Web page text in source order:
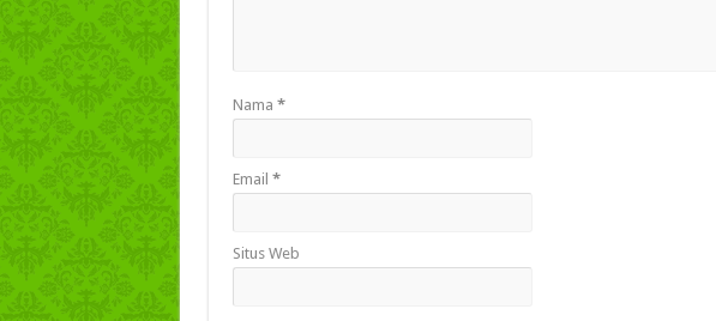
Nama *
Email *
Situs Web